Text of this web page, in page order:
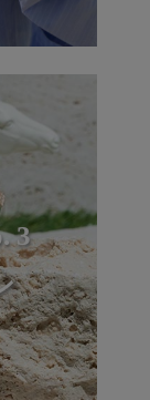
3